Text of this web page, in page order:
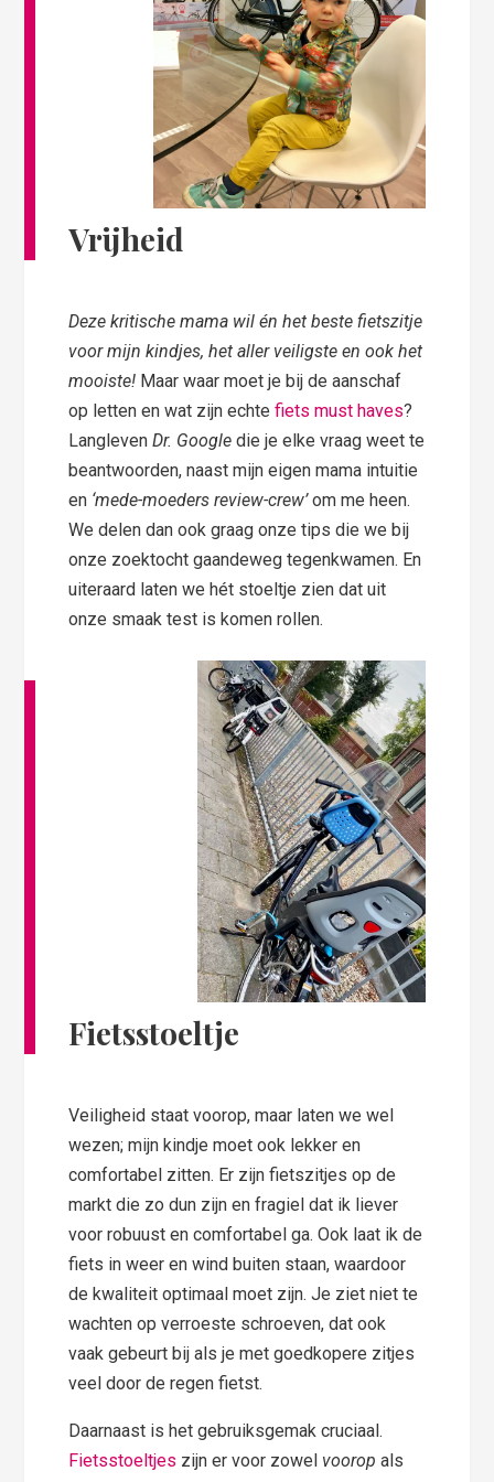
Vrijheid
Deze kritische mama wil én het beste fietszitje
voor mijn kindjes, het aller veiligste en ook het
mooiste! Maar waar moet je bij de aanschaf
op letten en wat zijn echtefiets must haves?
LanglevenDr. Google die je elke vraag weet te
beantwoorden, naast mijn eigen mama intuitie
en ‘mede-moeders review-crew’om me heen.
We delen dan ook graag onze tips die we bij
onze zoektocht gaandeweg tegenkwamen. En
uiteraard laten we hét stoeltje zien dat uit
onze smaak test is komen rollen.
Fietsstoeltje
Veiligheid staat voorop, maar laten we wel
wezen; mijn kindje moet ook lekker en
comfortabel zitten. Er zijn fietszitjes op de
markt die zo dun zijn en fragiel dat ik liever
voor robuust en comfortabel ga. Ook laat ik de
fiets in weer en wind buiten staan, waardoor
de kwaliteit optimaal moet zijn. Je ziet niet te
wachten op verroeste schroeven, dat ook
vaak gebeurt bij als je met goedkopere zitjes
veel door de regen fietst.
Daarnaast is het gebruiksgemak cruciaal.
Fietsstoeltjes zijn er voor zowel voorop als